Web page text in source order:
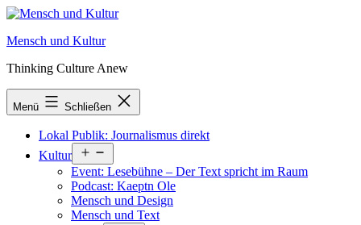
Zum
springen
Mensch und Kultur
Thinking Culture Anew
Menü Schließen
Lokal Publik: Journalismus direkt
Kultur
öffnen
Event: Lesebühne – Der Text spricht im Raum
Podcast: Kaeptn Ole
Mensch und Design
Mensch und Text